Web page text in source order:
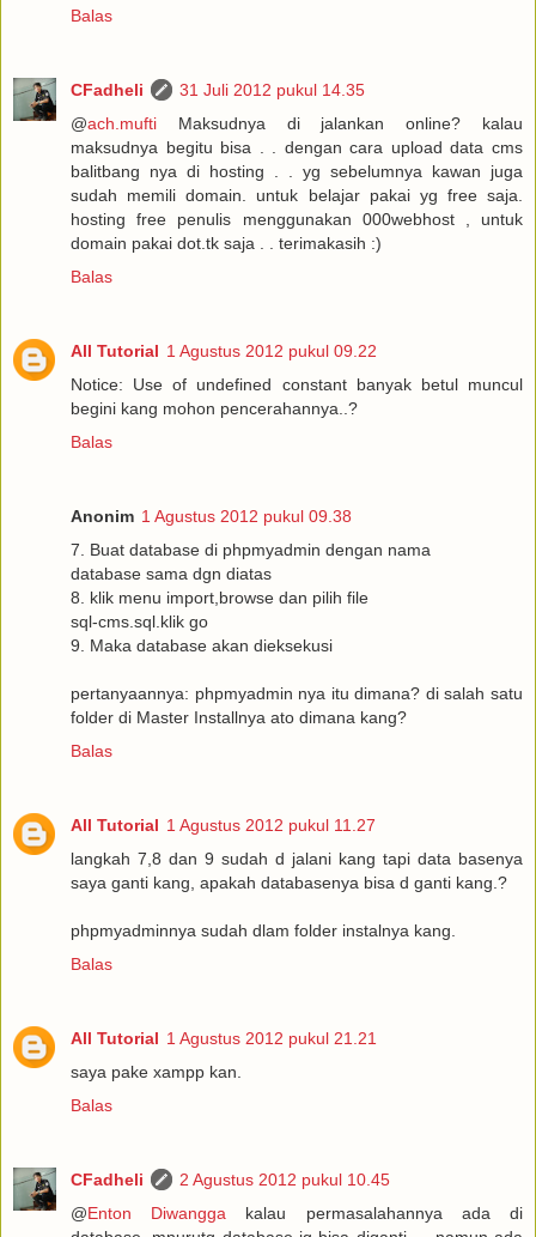
Balas
CFadheli
31 Juli 2012 pukul 14.35
@ach.mufti Maksudnya di jalankan online? kalau
maksudnya begitu bisa . . dengan cara upload data cms
balitbang nya di hosting . . yg sebelumnya kawan juga
sudah memili domain. untuk belajar pakai yg free saja.
hosting free penulis menggunakan 000webhost , untuk
domain pakai dot.tk saja . . terimakasih :)
Balas
All Tutorial 1 Agustus 2012 pukul 09.22
Notice: Use of undefined constant banyak betul muncul
begini kang mohon pencerahannya..?
Balas
Anonim 1 Agustus 2012 pukul 09.38
7. Buat database di phpmyadmin dengan nama
database sama dgn diatas
8. klik menu import,browse dan pilih file
sql-cms.sql.klik go
9. Maka database akan dieksekusi
pertanyaannya: phpmyadmin nya itu dimana? di salah satu
folder di Master Installnya ato dimana kang?
Balas
All Tutorial 1 Agustus 2012 pukul 11.27
langkah 7,8 dan 9 sudah d jalani kang tapi data basenya
saya ganti kang, apakah databasenya bisa d ganti kang.?
phpmyadminnya sudah dlam folder instalnya kang.
Balas
All Tutorial 1 Agustus 2012 pukul 21.21
saya pake xampp kan.
Balas
CFadheli
2 Agustus 2012 pukul 10.45
@Enton Diwangga kalau permasalahannya ada di